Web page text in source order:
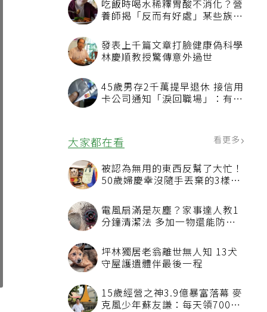
吃飯時喝水稀釋胃酸不消化？營
養師揭「反而有好處」某些族群
發表上千篇文章打臉健康偽科學
林慶順教授驚傳意外過世
45歲男存2千萬提早退休 接信用
卡公司通知「淚回職場」：有錢
大家都在看
被認為無用的東西反幫了大忙！
50歲婦慶幸沒隨手丟棄的3樣物
電風扇滿是灰塵？家事達人教1
坪林獨居老翁離世無人知 13犬
守屋護遺體伴最後一程
15歲經營之神3.9億暴富落幕 麥